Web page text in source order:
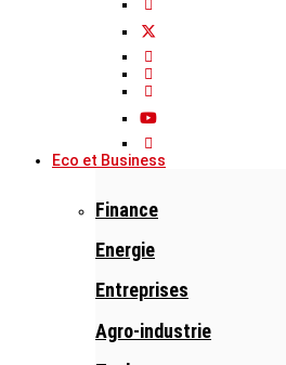
Eco et Business
Finance
Energie
Entreprises
Agro-industrie